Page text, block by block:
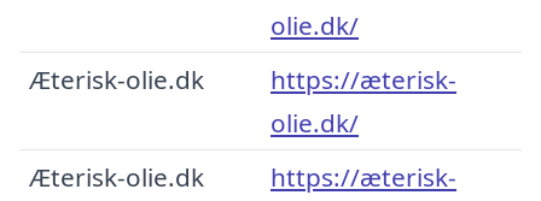
olie.dk/
Æterisk-olie.dk
https://æterisk-
olie.dk/
Æterisk-olie.dk
https://æterisk-